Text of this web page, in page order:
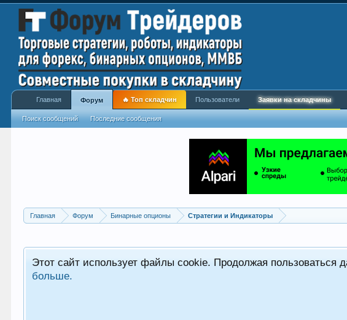
Главная Форум Бинарные опционы Стратегии и Индикаторы
Этот сайт использует файлы cookie. Продолжая
больше.
Главная Форум
Поиск сообщений Последние сообщения
🔥 Топ складчин Пользователи Заявки на складчины